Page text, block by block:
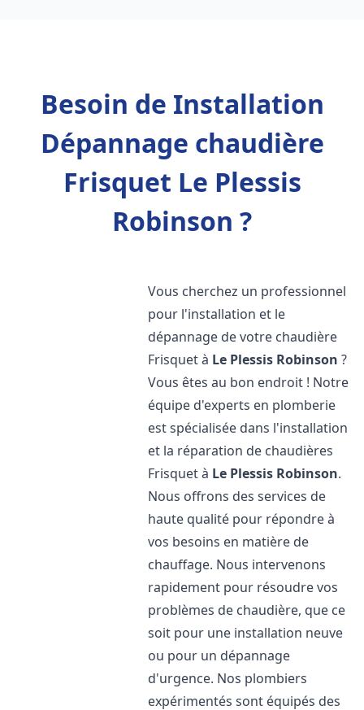
Besoin de Installation
Dépannage chaudière
Frisquet Le Plessis
Robinson ?
Vous cherchez un professionnel
pour l'installation et le
dépannage de votre chaudière
Frisquet à Le Plessis Robinson ?
Vous êtes au bon endroit ! Notre
équipe d'experts en plomberie
est spécialisée dans l'installation
et la réparation de chaudières
Frisquet à Le Plessis Robinson.
Nous offrons des services de
haute qualité pour répondre à
vos besoins en matière de
chauffage. Nous intervenons
rapidement pour résoudre vos
problèmes de chaudière, que ce
soit pour une installation neuve
ou pour un dépannage
d'urgence. Nos plombiers
expérimentés sont équipés des